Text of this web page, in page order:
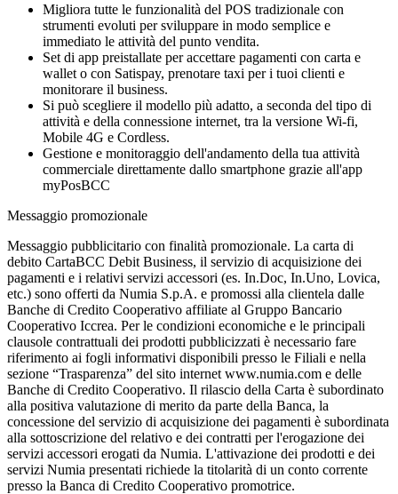
Migliora tutte le funzionalità del POS tradizionale con
strumenti evoluti per sviluppare in modo semplice e
immediato le attività del punto vendita.
Set di app preistallate per accettare pagamenti con carta e
wallet o con Satispay, prenotare taxi per i tuoi clienti e
monitorare il business.
Si può scegliere il modello più adatto, a seconda del tipo di
attività e della connessione internet, tra la versione Wi-fi,
Mobile 4G e Cordless.
Gestione e monitoraggio dell'andamento della tua attività
commerciale direttamente dallo smartphone grazie all'app
myPosBCC
Messaggio promozionale
Messaggio pubblicitario con finalità promozionale. La carta di
debito CartaBCC Debit Business, il servizio di acquisizione dei
pagamenti e i relativi servizi accessori (es. In.Doc, In.Uno, Lovica,
etc.) sono offerti da Numia S.p.A. e promossi alla clientela dalle
Banche di Credito Cooperativo affiliate al Gruppo Bancario
Cooperativo Iccrea. Per le condizioni economiche e le principali
clausole contrattuali dei prodotti pubblicizzati è necessario fare
riferimento ai fogli informativi disponibili presso le Filiali e nella
sezione “Trasparenza” del sito internet www.numia.com e delle
Banche di Credito Cooperativo. Il rilascio della Carta è subordinato
alla positiva valutazione di merito da parte della Banca, la
concessione del servizio di acquisizione dei pagamenti è subordinata
alla sottoscrizione del relativo e dei contratti per l'erogazione dei
servizi accessori erogati da Numia. L'attivazione dei prodotti e dei
servizi Numia presentati richiede la titolarità di un conto corrente
presso la Banca di Credito Cooperativo promotrice.